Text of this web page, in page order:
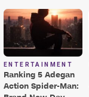
ENTERTAINMENT
Ranking 5 Adegan
Action Spider-Man: